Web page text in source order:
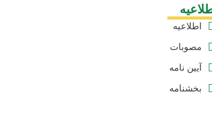
اطلاعیه
مصوبات
آیین نامه
بخشنامه